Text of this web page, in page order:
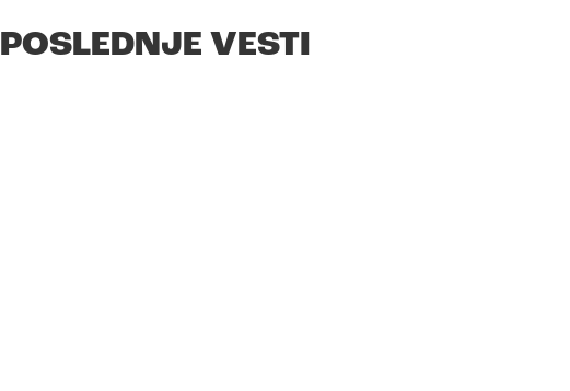
POSLEDNJE VESTI